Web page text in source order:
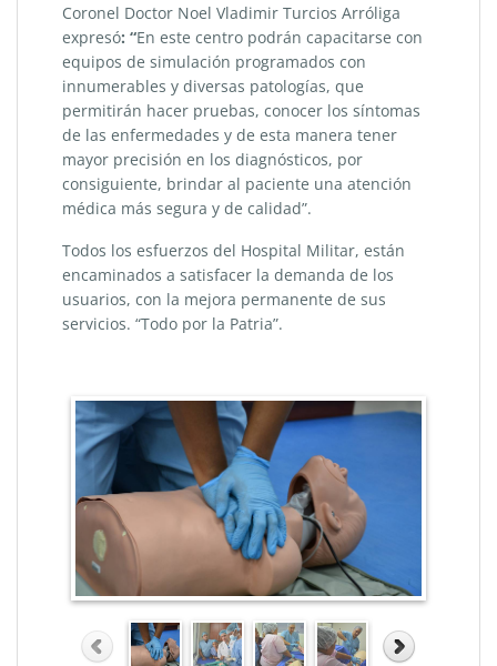
Coronel Doctor Noel Vladimir Turcios Arróliga
expresó: “En este centro podrán capacitarse con
equipos de simulación programados con
innumerables y diversas patologías, que
permitirán hacer pruebas, conocer los síntomas
de las enfermedades y de esta manera tener
mayor precisión en los diagnósticos, por
consiguiente, brindar al paciente una atención
médica más segura y de calidad”.
Todos los esfuerzos del Hospital Militar, están
encaminados a satisfacer la demanda de los
usuarios, con la mejora permanente de sus
servicios. “Todo por la Patria”.